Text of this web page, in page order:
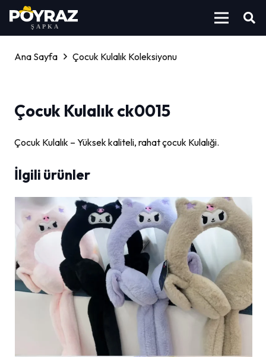
Ana Sayfa Çocuk Kulalık Koleksiyonu
Çocuk Kulalık ck0015
Çocuk Kulalık – Yüksek kaliteli, rahat çocuk Kulalıği.
İlgili ürünler